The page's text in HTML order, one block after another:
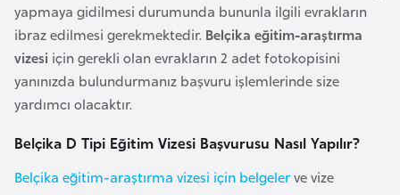
yapmaya gidilmesi durumunda bununla ilgili evrakların
ibraz edilmesi gerekmektedir. Belçika eğitim-araştırma
vizesi için gerekli olan evrakların 2 adet fotokopisini
yanınızda bulundurmanız başvuru işlemlerinde size
yardımcı olacaktır.
Belçika D Tipi Eğitim Vizesi Başvurusu Nasıl Yapılır?
Belçika eğitim-araştırma vizesi için belgelerve vize
Ç
e
k
C
m
h